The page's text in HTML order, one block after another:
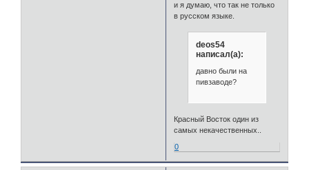
и я думаю, что так не только
в русском языке.
deos54
написал(а):
давно были на
пивзаводе?
Красный Восток один из
самых некачественных..
0